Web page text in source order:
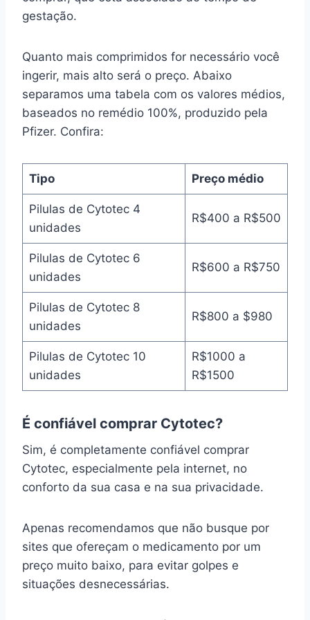
gestação.
Quanto mais comprimidos for necessário você
ingerir, mais alto será o preço. Abaixo
separamos uma tabela com os valores médios,
baseados no remédio 100%, produzido pela
Pfizer. Confira:
Tipo Preço médio
Pilulas de Cytotec 4
unidades
R$400 a R$500
Pilulas de Cytotec 6
unidades
R$600 a R$750
Pilulas de Cytotec 8
unidades
R$800 a $980
Pilulas de Cytotec 10
unidades
R$1000 a
R$1500
É confiável comprar Cytotec?
Sim, é completamente confiável comprar
Cytotec, especialmente pela internet, no
conforto da sua casa e na sua privacidade.
Apenas recomendamos que não busque por
sites que ofereçam o medicamento por um
preço muito baixo, para evitar golpes e
situações desnecessárias.